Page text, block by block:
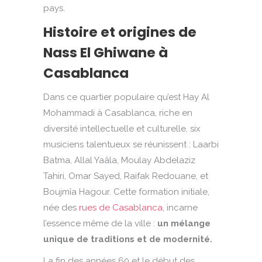
pays.
Histoire et origines de
Nass El Ghiwane à
Casablanca
Dans ce quartier populaire qu’est Hay Al
Mohammadi à Casablanca, riche en
diversité intellectuelle et culturelle, six
musiciens talentueux se réunissent : Laarbi
Batma, Allal Yaâla, Moulay Abdelaziz
Tahiri, Omar Sayed, Raifak Redouane, et
Boujmîa Hagour. Cette formation initiale,
née des rues de Casablanca, incarne
l’essence même de la ville : un mélange
unique de traditions et de modernité.